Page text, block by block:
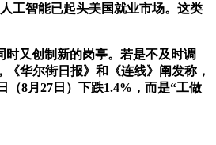
工智能已起头美国就业市场。这类
又创制新的岗亭。若是不及时调
华尔街日报》和《连线》阐发称，
8月27日）下跌1.4%，而是“工做